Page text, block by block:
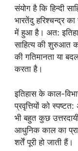
संयोग है कि हिन्दी
भारतेंदु हरिश्चन्द्र
में हुआ है। अत:
साहित्य की शुरुआत
की गतिमानता या
करता है।
इतिहास के काल-
प्रवृत्तियों को
भी बहुत कुछ
आधुनिक काल का
शर्तें पूरी हो जाती हैं।